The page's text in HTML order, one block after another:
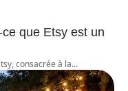
que Etsy est un
consacrée à la…